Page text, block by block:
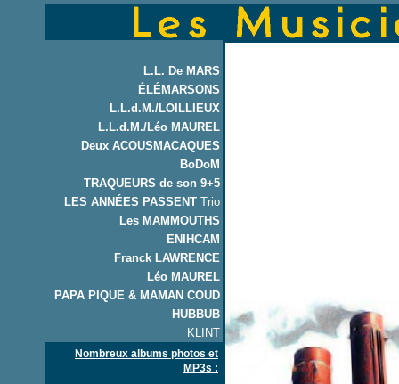
L.L. De MARS
ÉLÉMARSONS
L.L.d.M./LOILLIEUX
L.L.d.M./Léo MAUREL
Deux ACOUSMACAQUES
BoDoM
TRAQUEURS de son 9+5
LES ANNÉES PASSENT Trio
Les MAMMOUTHS
ENIHCAM
Franck LAWRENCE
Léo MAUREL
PAPA PIQUE & MAMAN COUD
HUBBUB
KLINT
Nombreux albums photos et
MP3s :